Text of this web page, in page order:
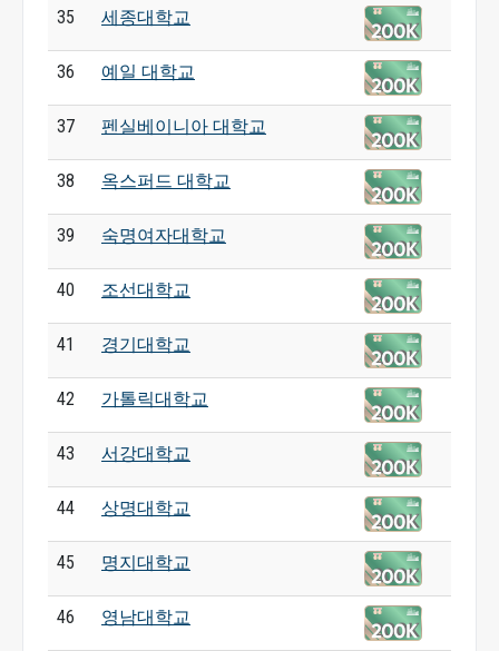
35 세종대학교
36 예일 대학교
37 펜실베이니아 대학교
38 옥스퍼드 대학교
39 숙명여자대학교
40 조선대학교
41 경기대학교
42 가톨릭대학교
43 서강대학교
44 상명대학교
45 명지대학교
46 영남대학교